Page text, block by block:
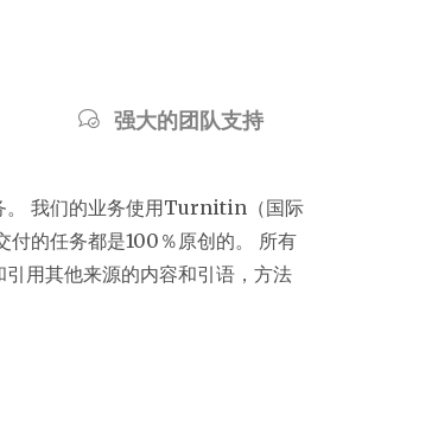
强大的团队支持
。 我们的业务使用Turnitin（国际
付的任务都是100％原创的。 所有
用其他来源的内容和引语，方法